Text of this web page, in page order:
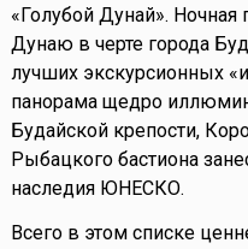
«Голубой Дунай». Ночная
Дунаю в черте города
лучших экскурсионных
панорама щедро
Будайской крепости,
Рыбацкого бастиона
наследия ЮНЕСКО.
Всего в этом списке